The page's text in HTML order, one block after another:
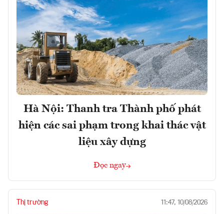
Hà Nội: Thanh tra Thành phố phát
hiện các sai phạm trong khai thác vật
liệu xây dựng
Đọc ngay
Thị trường 11:47, 10/08/2026